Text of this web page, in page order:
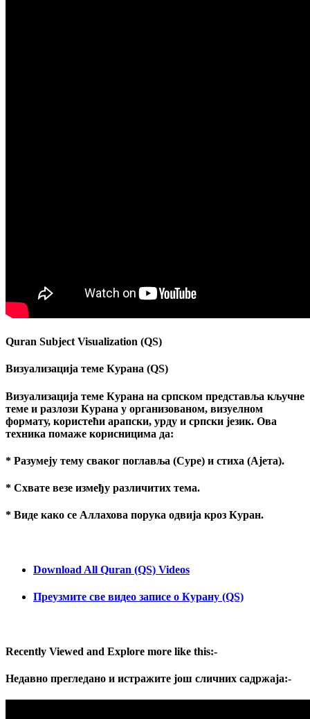
Quran Subject Visualization (QS)
Визуализација теме Курана (QS)
Визуализација теме Курана на српском представља кључне
теме и разлози Курана у организованом, визуелном
формату, користећи арапски, урду и српски језик. Ова
техника помаже корисницима да:
* Разумеју тему сваког поглавља (Суре) и стиха (Ајета).
* Схвате везе између различитих тема.
* Виде како се Аллахова порука одвија кроз Куран.
Download All Quran (QS) Videos
Преузмите све видео записе о Курану (QS)
Recently Viewed and Explore more like this:-
Недавно прегледано и истражите још сличних садржаја:-